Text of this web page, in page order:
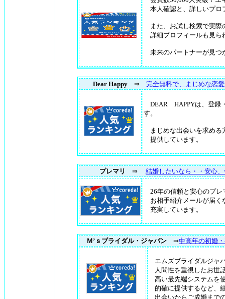
本人確認と、詳しいプロ
また、お試し検索で実際
詳細プロフィールも見ら
未来のパートナーが見つ
Dear Happy ⇒ 完全無料で、まじめな恋
DEAR HAPPYは、登録
す。
まじめな出会いを求める
提供しています。
プレマリ ⇒ 結婚したいなら・・安心
26年の信頼と安心のプレ
お相手紹介メールが届く
充実しています。
Ｍ’ｓブライダル・ジャパン ⇒中高年の初婚
エムズブライダルジャ
人間性を重視したお世
高い最先端システムを
的確に提供するなど、
出会いからご成婚まで